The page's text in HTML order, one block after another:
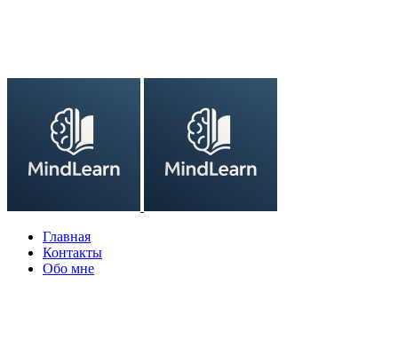
Главная
Контакты
Обо мне